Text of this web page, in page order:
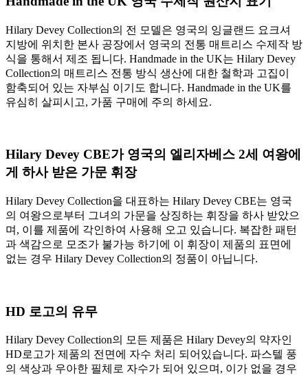
Hilary Devey Collection의 전 모델은 영국의 잉글랜드 요크셔
지방에 위치한 본사 공장에서 영국의 전통 매트리스 수제작 방
식을 통해서 제조 됩니다. Handmade in the UK는 Hilary Devey
Collection의 매트리스 전통 방식 생산에 대한 철학과 고집이
함축되어 있는 자부심 이기도 합니다. Handmade in the UK를
유심히 살피시고, 가품 구매에 주의 하세요.
Hilary Devey CBE가 영국의 엘리자베스 2세 여왕에
게 하사 받은 가문 휘장
Hilary Devey Collection을 대표하는 Hilary Devey CBE는 영국
의 여왕으로부터 그녀의 가문을 상징하는 휘장을 하사 받았으
며, 이를 제품에 각인하여 사용해 오고 있습니다. 복잡한 패턴
과 색감으로 모조가 불가능 하기에 이 휘장이 제품의 표면에
없는 경우 Hilary Devey Collection의 정품이 아닙니다.
HD 로고의 유무
Hilary Devey Collection의 모든 제품은 Hilary Devey의 약자인
HD로고가 제품의 전면에 자수 처리 되어있습니다. 파스텔 풍
의 색상과 우아한 필체로 자수가 되어 있으며, 이가 없을 경우